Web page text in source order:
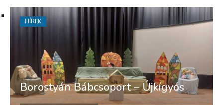
Borostyán Bábcsoport – Újkígyós
HÍREK